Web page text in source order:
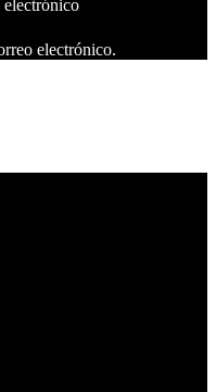
electrónico
electrónico.